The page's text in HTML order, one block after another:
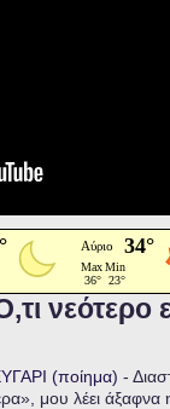
νεότερο
(ποίημα) -
μου λέει άξαφνα